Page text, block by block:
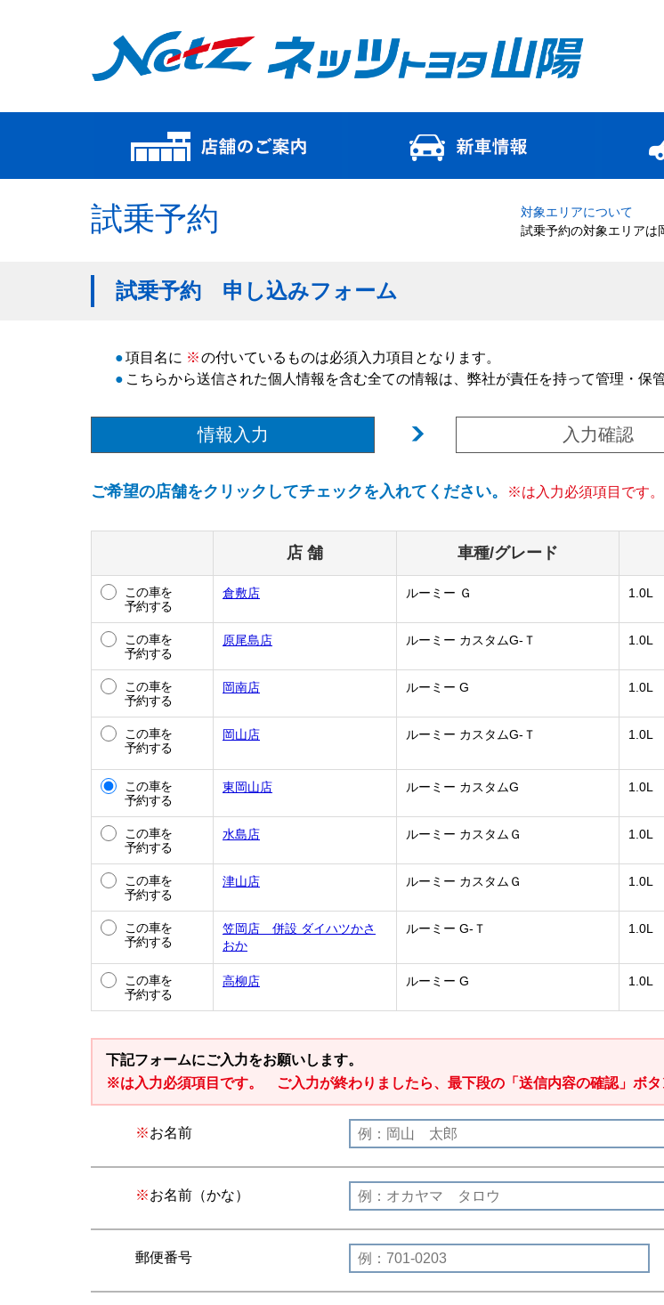
試乗予約
対象エリアについて
試乗予約の対象エリアは
試乗予約 申し込みフォーム
●項目名に ※の付いているものは必須入力項目となります。
● こちらから送信された個人情報を含む全ての情報は、弊社が責任を持って管理・保
情報入力 入力確認
ご希望の店舗をクリックしてチェックを入れてください。 ※は入力必須項目です。
店 舗 車種/グレード
この車を
予約する
倉敷店 ルーミー Ｇ 1.0L
この車を
予約する
原尾島店 ルーミー カスタムG-Ｔ 1.0L
この車を
予約する
岡南店 ルーミー G 1.0L
この車を
予約する
岡山店 ルーミー カスタムG-Ｔ 1.0L
この車を
予約する
東岡山店 ルーミー カスタムG 1.0L
この車を
予約する
水島店 ルーミー カスタムＧ 1.0L
この車を
予約する
津山店 ルーミー カスタムＧ 1.0L
この車を
予約する
笠岡店 併設 ダイハツかさ
おか
ルーミー G-Ｔ 1.0L
この車を
予約する
高柳店 ルーミー G 1.0L
下記フォームにご入力をお願いします。
※は入力必須項目です。 ご入力が終わりましたら、最下段の「送信内容の確認」ボタ
お名前
お名前（かな）
郵便番号